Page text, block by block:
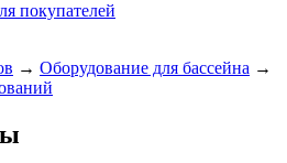
покупателей
→ Оборудование для бассейна →